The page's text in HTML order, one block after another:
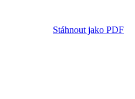
Stáhnout jako PDF